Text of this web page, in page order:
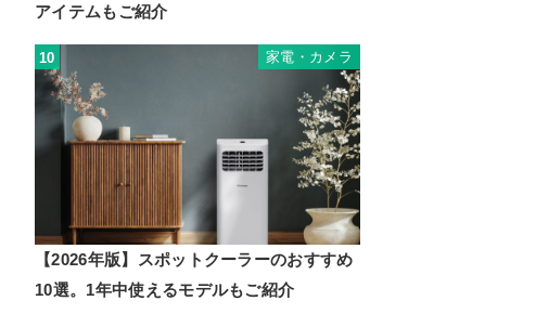
アイテムもご紹介
10 家電・カメラ
【2026年版】スポットクーラーのおすすめ
10選。1年中使えるモデルもご紹介